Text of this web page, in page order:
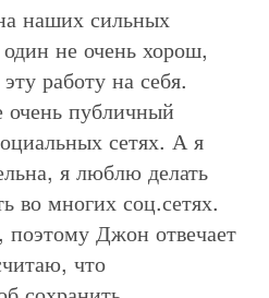
наших сильных
не очень хорош,
работу на себя.
публичный
сетях. А я
я люблю делать
во многих соц.сетях.
Джон отвечает
что